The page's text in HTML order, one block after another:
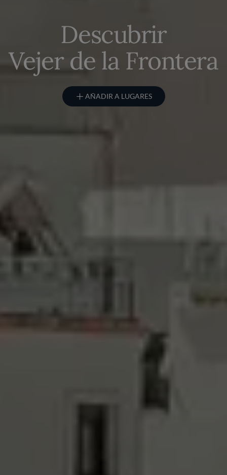
Descubrir
Vejer de la Frontera
AÑADIR A LUGARES